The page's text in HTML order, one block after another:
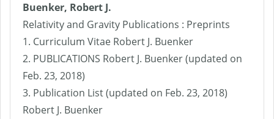
Buenker, Robert J.
Relativity and Gravity Publications : Preprints
1. Curriculum Vitae Robert J. Buenker
2. PUBLICATIONS Robert J. Buenker (updated on
Feb. 23, 2018)
3. Publication List (updated on Feb. 23, 2018)
Robert J. Buenker